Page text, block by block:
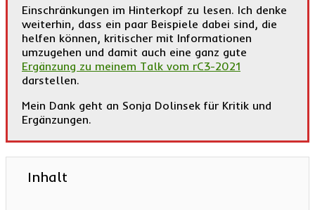
Einschränkungen im Hinterkopf zu lesen. Ich denke
weiterhin, dass ein paar Beispiele dabei sind, die
helfen können, kritischer mit Informationen
umzugehen und damit auch eine ganz gute
Ergänzung zu meinem Talk vom rC3-2021
darstellen.
Mein Dank geht an Sonja Dolinsek für Kritik und
Ergänzungen.
Inhalt